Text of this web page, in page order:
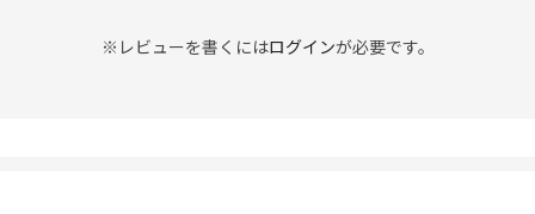
※レビューを書くにはログインが必要です。